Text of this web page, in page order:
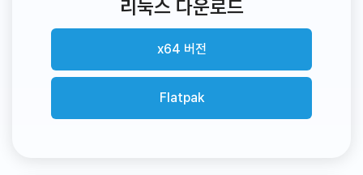
리눅스 다운로드
x64 버전
Flatpak